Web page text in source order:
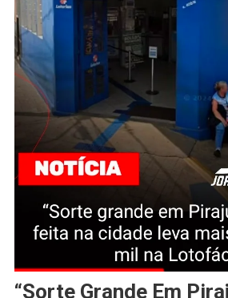
“Sorte Grande Em